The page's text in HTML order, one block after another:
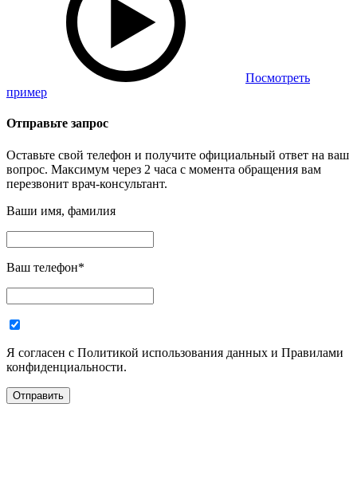
Посмотреть
пример
Отправьте запрос
Оставьте свой телефон и получите официальный ответ на ваш
вопрос. Максимум через 2 часа с момента обращения вам
перезвонит врач-консультант.
Ваши имя, фамилия
Ваш телефон*
Я согласен с Политикой использования данных и Правилами
конфиденциальности.